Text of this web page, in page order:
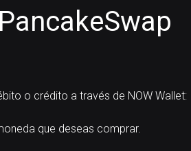
o crédito a través de NOW Wallet:
que deseas comprar.